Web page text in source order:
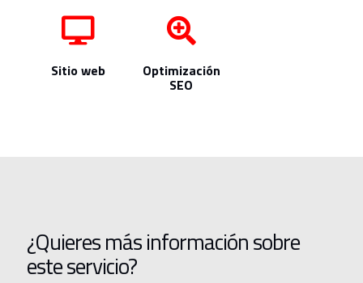
Sitio web Optimización
SEO
¿Quieres más información sobre
este servicio?